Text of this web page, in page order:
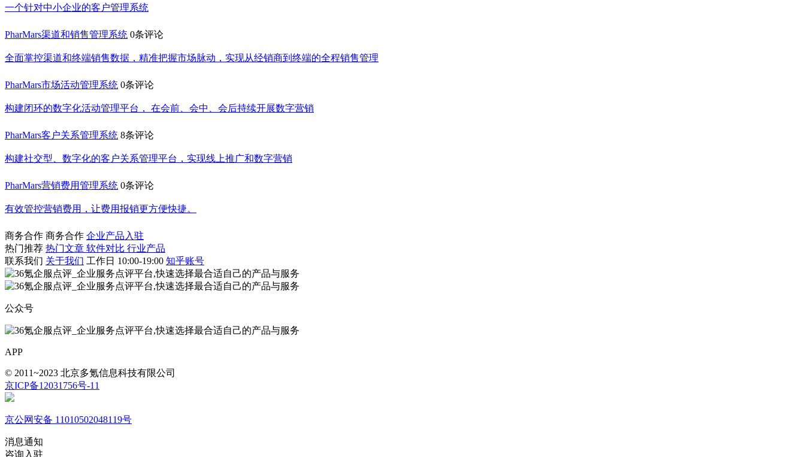
一个针对中小企业的客户管理系统
PharMars渠道和销售管理系统 0条评论
全面掌控渠道和终端销售数据，精准把握市场脉动，实现从经销商到终端的全程销售管理
PharMars市场活动管理系统 0条评论
构建闭环的数字化活动管理平台， 在会前、会中、会后持续开展数字营销
PharMars客户关系管理系统 8条评论
构建社交型、数字化的客户关系管理平台，实现线上推广和数字营销
PharMars营销费用管理系统 0条评论
有效管控营销费用，让费用报销更方便快捷。
商务合作 商务合作 企业产品入驻
热门推荐 热门文章 软件对比 行业产品
联系我们 关于我们 工作日 10:00-19:00 知乎账号
公众号
APP
© 2011~2023 北京多氪信息科技有限公司
京ICP备12031756号-11
京公网安备 11010502048119号
消息通知
咨询入驻